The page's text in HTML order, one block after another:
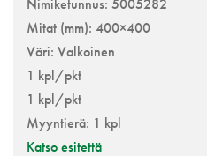
Nimiketunnus: 5005282
Mitat (mm): 400×400
Väri: Valkoinen
1 kpl/pkt
1 kpl/pkt
Myyntierä: 1 kpl
Katso esitettä